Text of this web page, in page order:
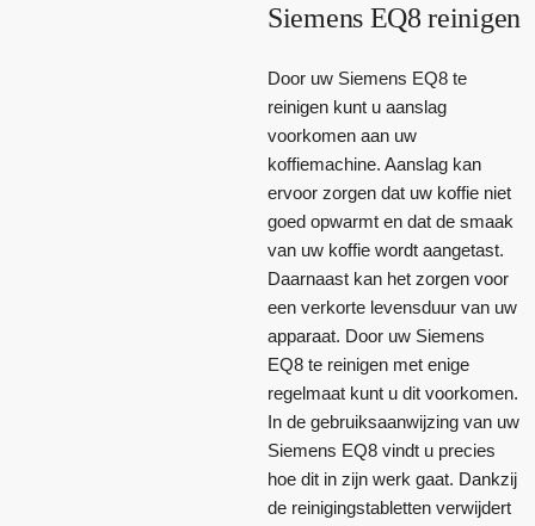
Siemens EQ8 reinigen
Door uw Siemens EQ8 te
reinigen kunt u aanslag
voorkomen aan uw
koffiemachine. Aanslag kan
ervoor zorgen dat uw koffie niet
goed opwarmt en dat de smaak
van uw koffie wordt aangetast.
Daarnaast kan het zorgen voor
een verkorte levensduur van uw
apparaat. Door uw Siemens
EQ8 te reinigen met enige
regelmaat kunt u dit voorkomen.
In de gebruiksaanwijzing van uw
Siemens EQ8 vindt u precies
hoe dit in zijn werk gaat. Dankzij
de reinigingstabletten verwijdert